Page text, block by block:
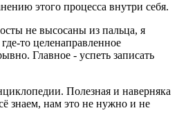
этого процесса внутри себя.
не высосаны из пальца, я
то целенаправленное
Главное - успеть записать
Полезная и наверняка
знаем, нам это не нужно и не